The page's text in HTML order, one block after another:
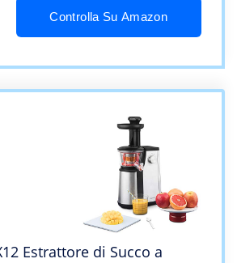
Controlla Su Amazon
Estrattore di Succo a